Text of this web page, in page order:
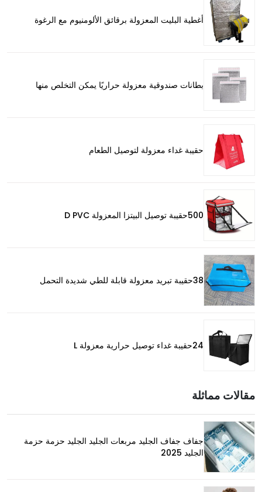
أغطية البليت المعزولة برقائق الألومنيوم مع الرغوة
بطانات صندوقية معزولة حراريًا يمكن التخلص منها
حقيبة غداء معزولة لتوصيل الطعام
500حقيبة توصيل البيتزا المعزولة D PVC
38حقيبة تبريد معزولة قابلة للطي شديدة التحمل
24حقيبة غداء توصيل حرارية معزولة L
مقالات مماثلة
جفاف جفاف الجليد مربعات الجليد الجليد حزمة حزمة
الجليد 2025